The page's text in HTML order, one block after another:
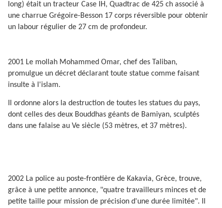
long) était un tracteur Case IH, Quadtrac de 425 ch associé à
une charrue Grégoire-Besson 17 corps réversible pour obtenir
un labour régulier de 27 cm de profondeur.
2001 Le mollah Mohammed Omar, chef des Taliban,
promulgue un décret déclarant toute statue comme faisant
insulte à l'islam.
Il ordonne alors la destruction de toutes les statues du pays,
dont celles des deux Bouddhas géants de Bamiyan, sculptés
dans une falaise au Ve siècle (53 mètres, et 37 mètres).
2002 La police au poste-frontière de Kakavia, Grèce, trouve,
grâce à une petite annonce, "quatre travailleurs minces et de
petite taille pour mission de précision d'une durée limitée". Il